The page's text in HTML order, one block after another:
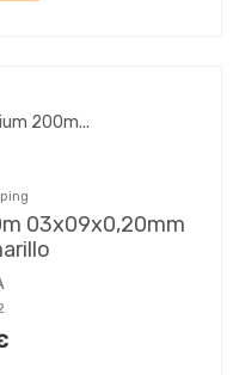
03x09x0,20mm